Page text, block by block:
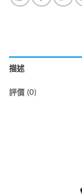
描述
評價 (0)